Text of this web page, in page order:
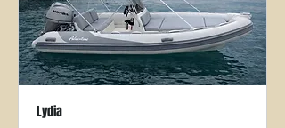
Lydia